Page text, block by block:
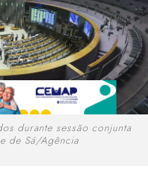
durante sessão conjunta
de Sá/Agência